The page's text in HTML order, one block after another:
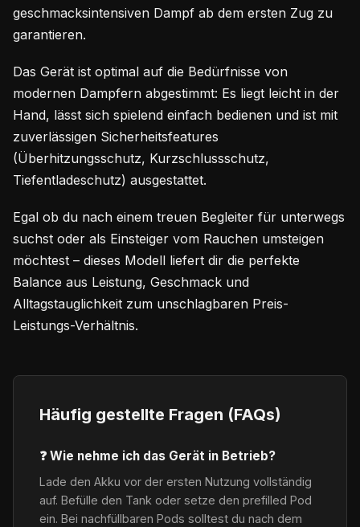
geschmacksintensiven Dampf ab dem ersten Zug zu
garantieren.
Das Gerät ist optimal auf die Bedürfnisse von
modernen Dampfern abgestimmt: Es liegt leicht in der
Hand, lässt sich spielend einfach bedienen und ist mit
zuverlässigen Sicherheitsfeatures
(Überhitzungsschutz, Kurzschlussschutz,
Tiefentladeschutz) ausgestattet.
Egal ob du nach einem treuen Begleiter für unterwegs
suchst oder als Einsteiger vom Rauchen umsteigen
möchtest – dieses Modell liefert dir die perfekte
Balance aus Leistung, Geschmack und
Alltagstauglichkeit zum unschlagbaren Preis-
Leistungs-Verhältnis.
Häufig gestellte Fragen (FAQs)
❓ Wie nehme ich das Gerät in Betrieb?
Lade den Akku vor der ersten Nutzung vollständig
auf. Befülle den Tank oder setze den prefilled Pod
ein. Bei nachfüllbaren Pods solltest du nach dem